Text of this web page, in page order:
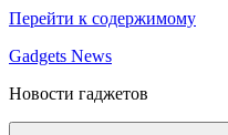
Перейти к содержимому
Gadgets News
Новости гаджетов